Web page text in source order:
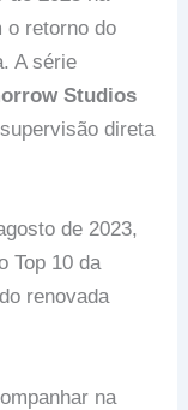
o retorno do
A série
Studios
direta
de 2023,
Top 10 da
renovada
na